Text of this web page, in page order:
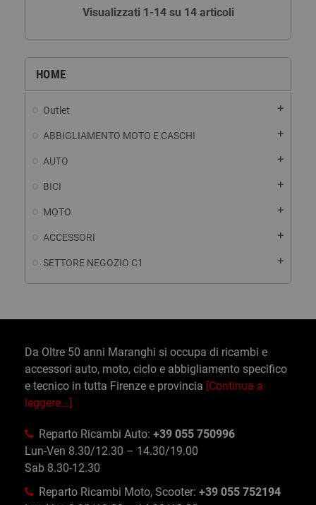
HOME
Outlet add
ABBIGLIAMENTO MOTO E CASCHI add
AUTO add
BICI add
MOTO add
ACCESSORI add
SETTORE NEGOZIO C1 add
Visualizzati 1-14 su 14 articoli
Da Oltre 50 anni Maranghi si occupa di ricambi e
accessori auto, moto, ciclo e abbigliamento specifico
e tecnico in tutta Firenze e provincia [Continua a
leggere...]
Reparto Ricambi Auto: +39 055 750996
Lun-Ven 8.30/12.30 – 14.30/19.00
Sab 8.30-12.30
Reparto Ricambi Moto, Scooter: +39 055 752194